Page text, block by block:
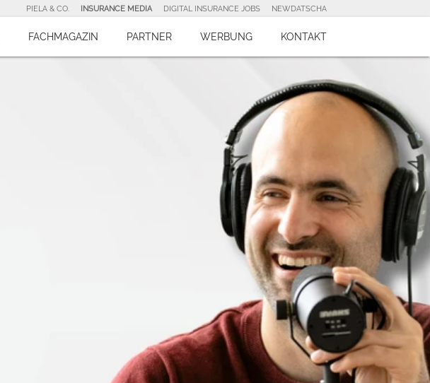
PIELA & CO. INSURANCE MEDIA DIGITAL INSURANCE JOBS NEWDATSCHA
FACHMAGAZIN PARTNER WERBUNG KONTAKT